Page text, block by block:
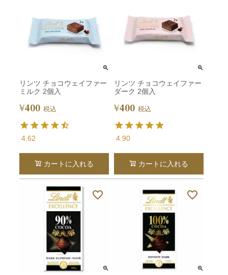
リンツ チョコウェイファー
ミルク 2個入
¥400 税込
4.62
カートに入れる
リンツ チョコウェイファー
ダーク 2個入
¥400 税込
4.90
カートに入れる